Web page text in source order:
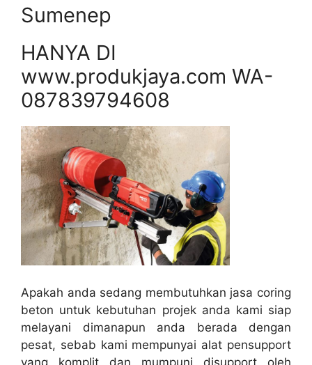
Sumenep
HANYA DI
www.produkjaya.com WA-
087839794608
Apakah anda sedang membutuhkan jasa coring
beton untuk kebutuhan projek anda kami siap
melayani dimanapun anda berada dengan
pesat, sebab kami mempunyai alat pensupport
yang komplit dan mumpuni disupport oleh